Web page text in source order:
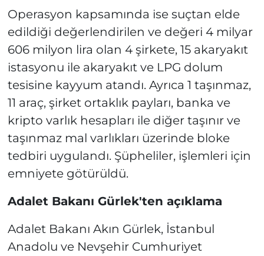
Operasyon kapsamında ise suçtan elde
edildiği değerlendirilen ve değeri 4 milyar
606 milyon lira olan 4 şirkete, 15 akaryakıt
istasyonu ile akaryakıt ve LPG dolum
tesisine kayyum atandı. Ayrıca 1 taşınmaz,
11 araç, şirket ortaklık payları, banka ve
kripto varlık hesapları ile diğer taşınır ve
taşınmaz mal varlıkları üzerinde bloke
tedbiri uygulandı. Şüpheliler, işlemleri için
emniyete götürüldü.
Adalet Bakanı Gürlek'ten açıklama
Adalet Bakanı Akın Gürlek, İstanbul
Anadolu ve Nevşehir Cumhuriyet